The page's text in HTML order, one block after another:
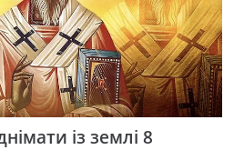
із землі 8